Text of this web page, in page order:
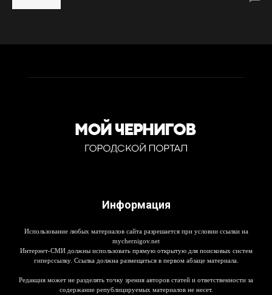
Информация
Использование любых материалов сайта разрешается при условии ссылки на
mychernigov.net
Интернет-СМИ должны использовать прямую открытую для поисковых систем
гиперссылку. Ссылка должна размещаться в первом абзаце материала.
Редакция может не разделять точку зрения авторов статей и ответственности за
содержание републицируемых материалов не несет.